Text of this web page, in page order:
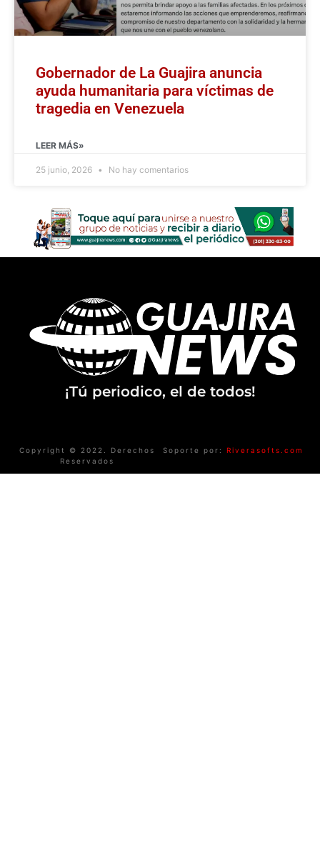
Gobernador de La Guajira anuncia
ayuda humanitaria para víctimas de
tragedia en Venezuela
LEER MÁS»
25 junio, 2026 No hay comentarios
¡Tú periodico, el de todos!
Copyright © 2022. Derechos
Reservados
Soporte por: Riverasofts.com